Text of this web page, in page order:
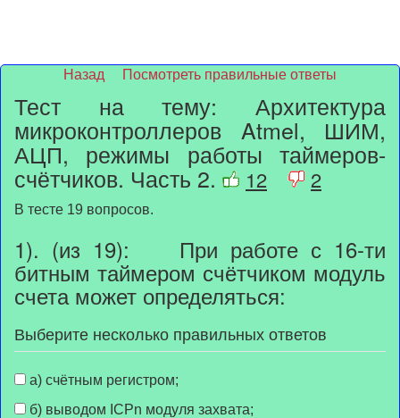
Назад Посмотреть правильные ответы
Тест на тему: Архитектура
микроконтроллеров Atmel, ШИМ,
АЦП, режимы работы таймеров-
счётчиков. Часть 2. 12 2
В тесте 19 вопросов.
1). (из 19): При работе с 16-ти
битным таймером счётчиком модуль
счета может определяться:
Выберите несколько правильных ответов
а) счётным регистром;
б) выводом ICPn модуля захвата;